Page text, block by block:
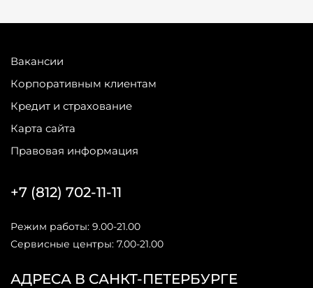
Вакансии
Корпоративным клиентам
Кредит и страхование
Карта сайта
Правовая информация
АДРЕСА В САНКТ-ПЕТЕРБУРГЕ
+7 (812) 702-11-11
Режим работы: 9.00-21.00
Сервисные центры: 7.00-21.00